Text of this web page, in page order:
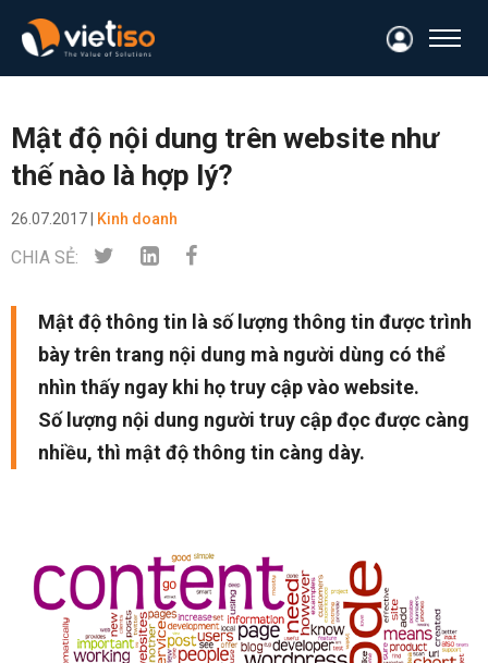
Mật độ nội dung trên website như
thế nào là hợp lý?
26.07.2017 | Kinh doanh
CHIA SẺ:
Mật độ thông tin là số lượng thông tin được trình
bày trên trang nội dung mà người dùng có thể
nhìn thấy ngay khi họ truy cập vào website.
Số lượng nội dung người truy cập đọc được càng
nhiều, thì mật độ thông tin càng dày.